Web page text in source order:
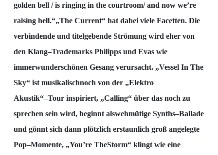
golden bell / is ringing in the courtroom/ and now we’re
raising hell.“„The Current“ hat dabei viele Facetten. Die
verbindende und titelgebende Strömung wird eher von
den Klang–Trademarks Philipps und Evas wie
immerwunderschönen Gesang verursacht. „Vessel In The
Sky“ ist musikalischnoch von der „Elektro
Akustik“–Tour inspiriert, „Calling“ über das noch zu
sprechen sein wird, beginnt alswehmütige Synths–Ballade
und gönnt sich dann plötzlich erstaunlich groß angelegte
Pop–Momente, „You’re TheStorm“ klingt wie eine